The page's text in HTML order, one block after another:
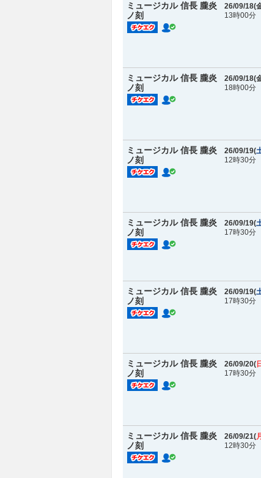
ミュージカル 信長 朧炎
ノ刻
26/09/18(
13時00分
ミュージカル 信長 朧炎
ノ刻
26/09/18(
18時00分
ミュージカル 信長 朧炎
ノ刻
26/09/19(
12時30分
ミュージカル 信長 朧炎
ノ刻
26/09/19(
17時30分
ミュージカル 信長 朧炎
ノ刻
26/09/19(
17時30分
ミュージカル 信長 朧炎
ノ刻
26/09/20( 日
17時30分
ミュージカル 信長 朧炎
ノ刻
26/09/21(月
12時30分